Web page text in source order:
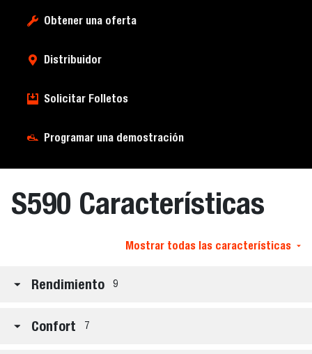
Obtener una oferta
Distribuidor
Solicitar Folletos
Programar una demostración
S590 Características
Mostrar todas las características
Rendimiento 9
Confort 7